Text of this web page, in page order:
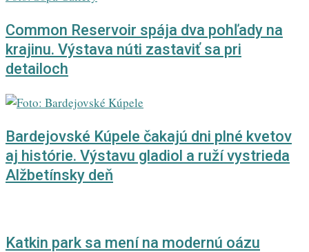
Common Reservoir spája dva pohľady na
krajinu. Výstava núti zastaviť sa pri
detailoch
Bardejovské Kúpele čakajú dni plné kvetov
aj histórie. Výstavu gladiol a ruží vystrieda
Alžbetínsky deň
Katkin park sa mení na modernú oázu